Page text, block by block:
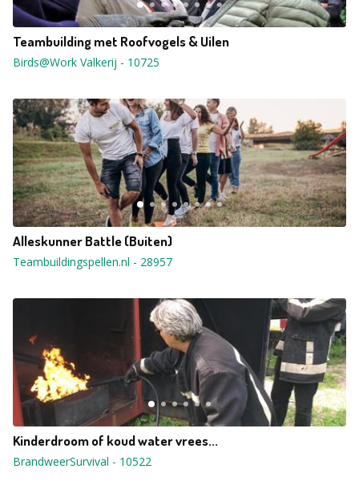
Teambuilding met Roofvogels & Uilen
Birds@Work Valkerij - 10725
Alleskunner Battle (Buiten)
Teambuildingspellen.nl - 28957
Kinderdroom of koud water vrees...
BrandweerSurvival - 10522